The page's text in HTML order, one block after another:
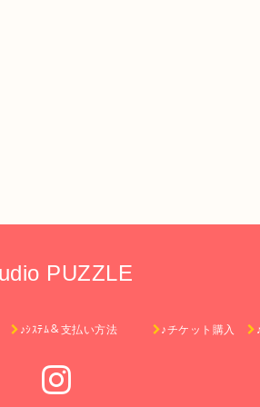
PUZZLE
♪ｼｽﾃﾑ＆支払い方法 ♪チケット購入